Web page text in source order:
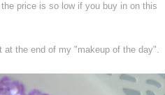
price is so low if you buy in on this
at the end of my "makeup of the day".